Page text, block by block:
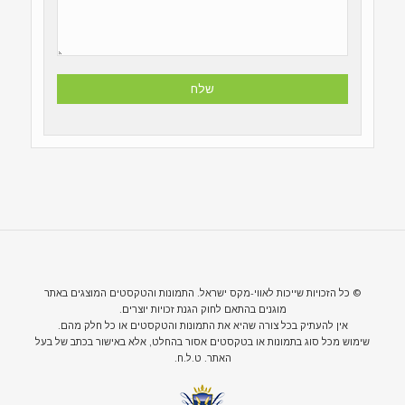
© כל הזכויות שייכות לאווי-מקס ישראל. התמונות והטקסטים המוצגים באתר
מוגנים בהתאם לחוק הגנת זכויות יוצרים.
אין להעתיק בכל צורה שהיא את התמונות והטקסטים או כל חלק מהם.
שימוש מכל סוג בתמונות או בטקסטים אסור בהחלט, אלא באישור בכתב של בעל
האתר. ט.ל.ח.